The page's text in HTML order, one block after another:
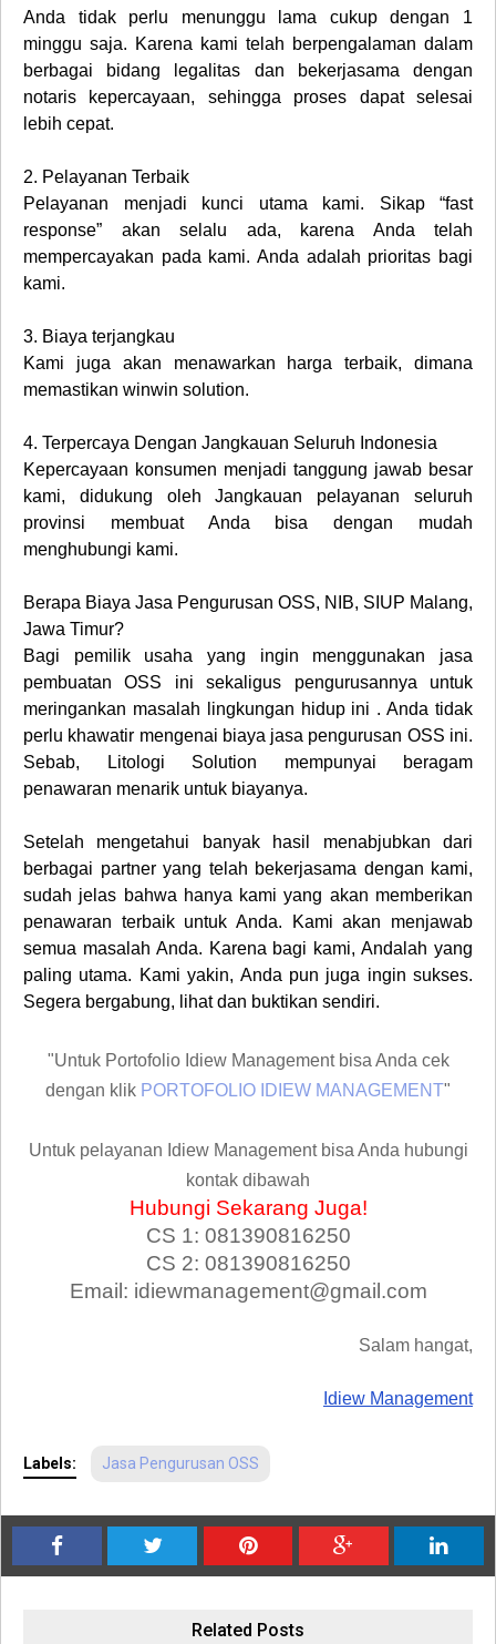
Anda tidak perlu menunggu lama cukup dengan 1
minggu saja. Karena kami telah berpengalaman dalam
berbagai bidang legalitas dan bekerjasama dengan
notaris kepercayaan, sehingga proses dapat selesai
lebih cepat.
2. Pelayanan Terbaik
Pelayanan menjadi kunci utama kami. Sikap “fast
response” akan selalu ada, karena Anda telah
mempercayakan pada kami. Anda adalah prioritas bagi
kami.
3. Biaya terjangkau
Kami juga akan menawarkan harga terbaik, dimana
memastikan winwin solution.
4. Terpercaya Dengan Jangkauan Seluruh Indonesia
Kepercayaan konsumen menjadi tanggung jawab besar
kami, didukung oleh Jangkauan pelayanan seluruh
provinsi membuat Anda bisa dengan mudah
menghubungi kami.
Berapa Biaya Jasa Pengurusan OSS, NIB, SIUP Malang,
Jawa Timur?
Bagi pemilik usaha yang ingin menggunakan jasa
pembuatan OSS ini sekaligus pengurusannya untuk
meringankan masalah lingkungan hidup ini . Anda tidak
perlu khawatir mengenai biaya jasa pengurusan OSS ini.
Sebab, Litologi Solution mempunyai beragam
penawaran menarik untuk biayanya.
Setelah mengetahui banyak hasil menabjubkan dari
berbagai partner yang telah bekerjasama dengan kami,
sudah jelas bahwa hanya kami yang akan memberikan
penawaran terbaik untuk Anda. Kami akan menjawab
semua masalah Anda. Karena bagi kami, Andalah yang
paling utama. Kami yakin, Anda pun juga ingin sukses.
Segera bergabung, lihat dan buktikan sendiri.
"Untuk Portofolio Idiew Management bisa Anda cek
dengan klik PORTOFOLIO IDIEW MANAGEMENT"
Untuk pelayanan Idiew Management bisa Anda hubungi
kontak dibawah
Hubungi Sekarang Juga!
CS 1: 081390816250
CS 2: 081390816250
Email: idiewmanagement@gmail.com
Salam hangat,
Idiew Management
Labels: Jasa Pengurusan OSS
Related Posts